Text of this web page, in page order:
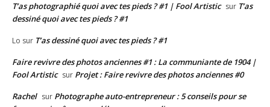
T’as photographié quoi avec tes pieds ? #1 | Fool Artistic sur T’as
dessiné quoi avec tes pieds ? #1
Lo sur T’as dessiné quoi avec tes pieds ? #1
Faire revivre des photos anciennes #1 : La communiante de 1904 |
Fool Artistic sur Projet : Faire revivre des photos anciennes #0
Rachel sur Photographe auto-entrepreneur : 5 conseils pour se